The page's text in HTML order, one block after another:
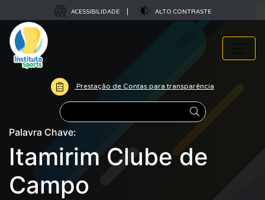
ACESSIBILIDADE ALTO CONTRASTE
Prestação de Contas para transparência
Pesquisar
Palavra Chave:
Itamirim Clube de
Campo